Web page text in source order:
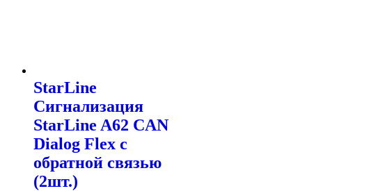
StarLine
Сигнализация
StarLine A62 CAN
Dialog Flex с
обратной связью
(2шт.)